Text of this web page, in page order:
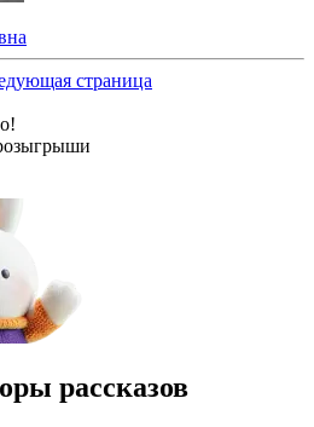
страница
рассказов